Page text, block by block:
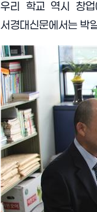
우리 학교 역시 창
서경대신문에서는 박